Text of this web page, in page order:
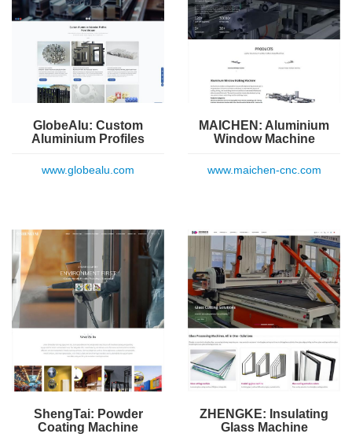
GlobeAlu: Custom
Aluminium Profiles
www.globealu.com
MAICHEN: Aluminium
Window Machine
www.maichen-cnc.com
ShengTai: Powder
Coating Machine
ZHENGKE: Insulating
Glass Machine